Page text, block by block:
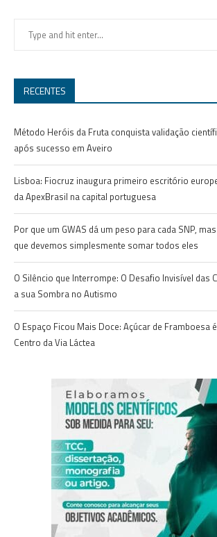
RECENTES
Método Heróis da Fruta conquista validação
após sucesso em Aveiro
Lisboa: Fiocruz inaugura primeiro escritório
da ApexBrasil na capital portuguesa
Por que um GWAS dá um peso para cada SNP,
que devemos simplesmente somar todos eles
O Silêncio que Interrompe: O Desafio Invisível das
a sua Sombra no Autismo
O Espaço Ficou Mais Doce: Açúcar de Framboesa
Centro da Via Láctea